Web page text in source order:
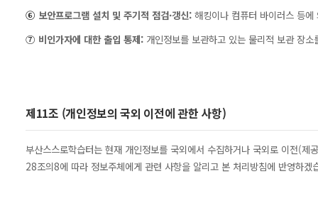
⑥ 보안프로그램 설치 및 주기적 점검·갱신: 해킹이나 컴퓨터 바이러스 등
⑦ 비인가자에 대한 출입 통제: 개인정보를 보관하고 있는 물리적 보관 장
제11조 (개인정보의 국외 이전에 관한 사항)
부산스스로학습터는 현재 개인정보를 국외에서 수집하거나 국외로 이전(
28조의8에 따라 정보주체에게 관련 사항을 알리고 본 처리방침에 반영하겠